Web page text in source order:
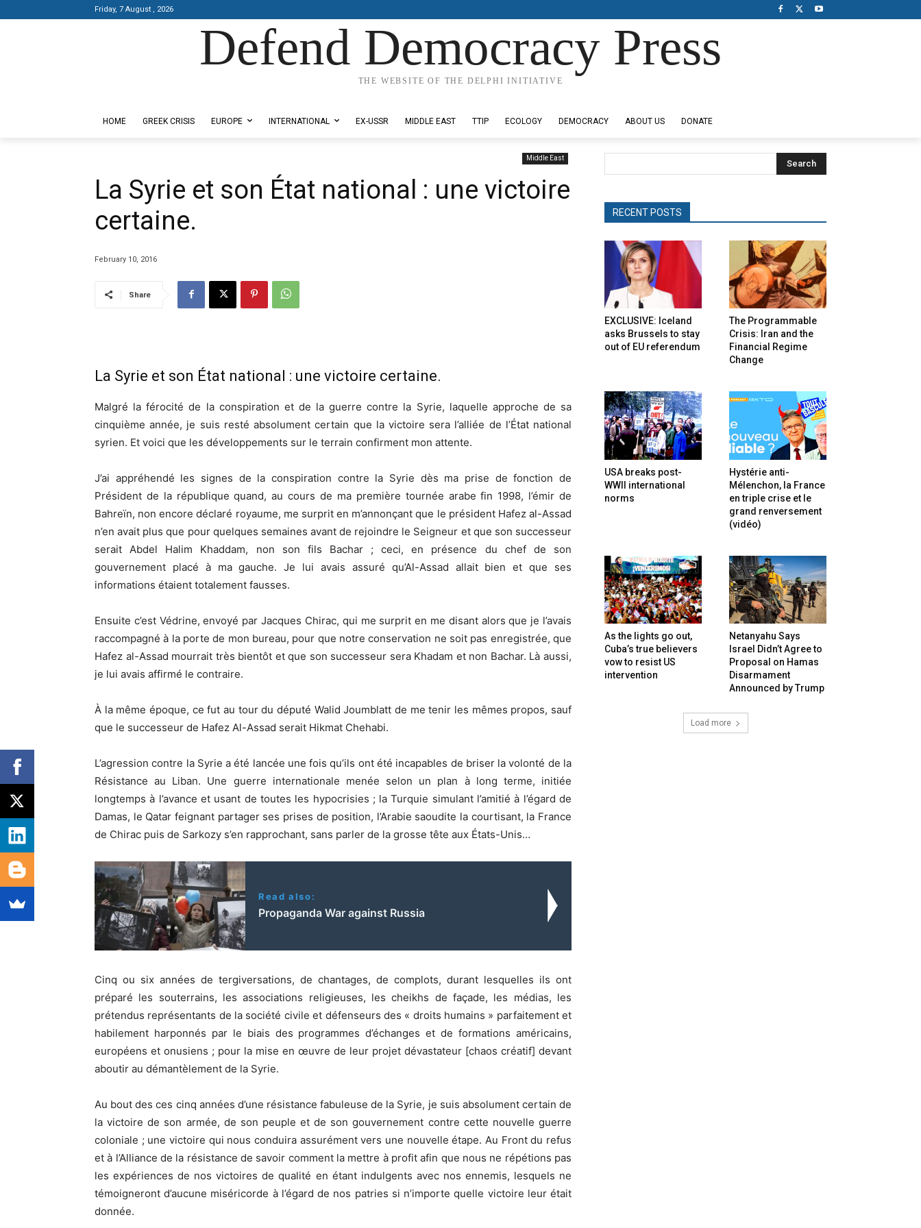
Friday, 7 August , 2026
Defend Democracy Press
THE WEBSITE OF THE DELPHI INITIATIVE
HOME GREEK CRISIS EUROPE INTERNATIONAL EX-USSR MIDDLE EAST TTIP ECOLOGY DEMOCRACY ABOUT US DONATE
Middle East
La Syrie et son État national : une victoire
certaine.
February 10, 2016
Share
La Syrie et son État national : une victoire certaine.
Malgré la férocité de la conspiration et de la guerre contre la Syrie, laquelle approche de sa
cinquième année, je suis resté absolument certain que la victoire sera l’alliée de l’État national
syrien. Et voici que les développements sur le terrain confirment mon attente.
J’ai appréhendé les signes de la conspiration contre la Syrie dès ma prise de fonction de
Président de la république quand, au cours de ma première tournée arabe fin 1998, l’émir de
Bahreïn, non encore déclaré royaume, me surprit en m’annonçant que le président Hafez al-Assad
n’en avait plus que pour quelques semaines avant de rejoindre le Seigneur et que son successeur
serait Abdel Halim Khaddam, non son fils Bachar ; ceci, en présence du chef de son
gouvernement placé à ma gauche. Je lui avais assuré qu’Al-Assad allait bien et que ses
informations étaient totalement fausses.
Ensuite c’est Védrine, envoyé par Jacques Chirac, qui me surprit en me disant alors que je l’avais
raccompagné à la porte de mon bureau, pour que notre conservation ne soit pas enregistrée, que
Hafez al-Assad mourrait très bientôt et que son successeur sera Khadam et non Bachar. Là aussi,
je lui avais affirmé le contraire.
À la même époque, ce fut au tour du député Walid Joumblatt de me tenir les mêmes propos, sauf
que le successeur de Hafez Al-Assad serait Hikmat Chehabi.
L’agression contre la Syrie a été lancée une fois qu’ils ont été incapables de briser la volonté de la
Résistance au Liban. Une guerre internationale menée selon un plan à long terme, initiée
longtemps à l’avance et usant de toutes les hypocrisies ; la Turquie simulant l’amitié à l’égard de
Damas, le Qatar feignant partager ses prises de position, l’Arabie saoudite la courtisant, la France
de Chirac puis de Sarkozy s’en rapprochant, sans parler de la grosse tête aux États-Unis…
Read also:
Propaganda War against Russia
Cinq ou six années de tergiversations, de chantages, de complots, durant lesquelles ils ont
préparé les souterrains, les associations religieuses, les cheikhs de façade, les médias, les
prétendus représentants de la société civile et défenseurs des « droits humains » parfaitement et
habilement harponnés par le biais des programmes d’échanges et de formations américains,
européens et onusiens ; pour la mise en œuvre de leur projet dévastateur [chaos créatif] devant
aboutir au démantèlement de la Syrie.
Au bout des ces cinq années d’une résistance fabuleuse de la Syrie, je suis absolument certain de
la victoire de son armée, de son peuple et de son gouvernement contre cette nouvelle guerre
coloniale ; une victoire qui nous conduira assurément vers une nouvelle étape. Au Front du refus
et à l’Alliance de la résistance de savoir comment la mettre à profit afin que nous ne répétions pas
les expériences de nos victoires de qualité en étant indulgents avec nos ennemis, lesquels ne
témoigneront d’aucune miséricorde à l’égard de nos patries si n’importe quelle victoire leur était
donnée.
Search
RECENT POSTS
EXCLUSIVE: Iceland
asks Brussels to stay
out of EU referendum
The Programmable
Crisis: Iran and the
Financial Regime
Change
USA breaks post-
WWII international
norms
Hystérie anti-
Mélenchon, la France
en triple crise et le
grand renversement
(vidéo)
As the lights go out,
Cuba’s true believers
vow to resist US
intervention
Netanyahu Says
Israel Didn’t Agree to
Proposal on Hamas
Disarmament
Announced by Trump
Load more